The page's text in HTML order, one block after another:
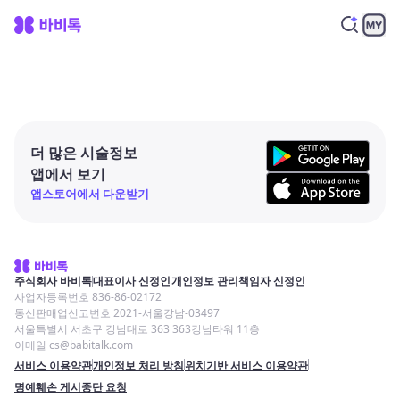
더 많은 시술정보
앱에서 보기
앱스토어에서 다운받기
주식회사 바비톡대표이사 신정인개인정보 관리책임자 신정인
사업자등록번호 836-86-02172
통신판매업신고번호 2021-서울강남-03497
서울특별시 서초구 강남대로 363 363강남타워 11층
이메일 cs@babitalk.com
서비스 이용약관개인정보 처리 방침위치기반 서비스 이용약관
명예훼손 게시중단 요청